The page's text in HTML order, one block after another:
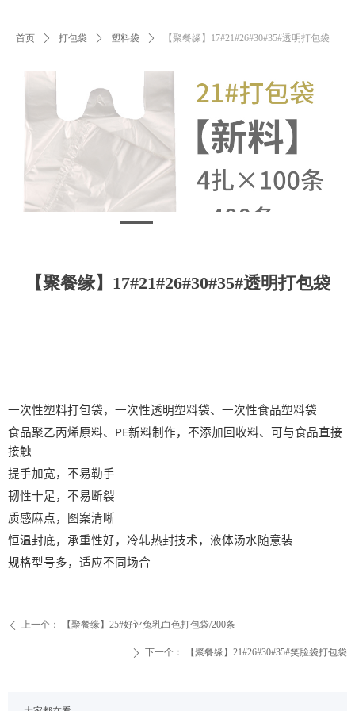
首页 ꄲ 打包袋 ꄲ 塑料袋 ꄲ 【聚餐缘】17#21#26#30#35#透明打包袋
【聚餐缘】17#21#26#30#35#透明打包袋
ꄴ 上一个： 【聚餐缘】25#好评兔乳白色打包袋/200条
ꄲ 下一个： 【聚餐缘】21#26#30#35#笑脸袋打包袋
一次性塑料打包袋，一次性透明塑料袋、一次性食品塑料袋
食品聚乙丙烯原料、PE新料制作，不添加回收料、可与食品直接
接触
提手加宽，不易勒手
韧性十足，不易断裂
质感麻点，图案清晰
恒温封底，承重性好，冷轧热封技术，液体汤水随意装
规格型号多，适应不同场合